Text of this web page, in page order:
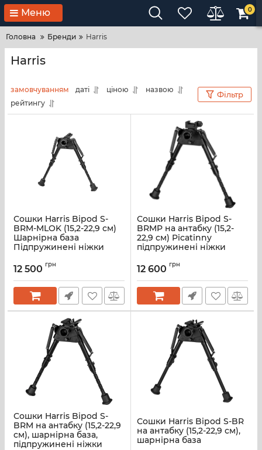
Меню 0
Головна Бренди Harris
Harris
замовчуванням даті ціною
назвою
рейтингу
Фільтр
Сошки Harris Bipod S-
BRM-MLOK (15,2-22,9 см)
Шарнірна база
Підпружинені ніжки
12 500 грн
Сошки Harris Bipod S-
BRMP на антабку (15,2-
22,9 см) Picatinny
підпружинені ніжки
12 600 грн
Сошки Harris Bipod S-
BRM на антабку (15,2-22,9
см), шарнірна база,
підпружинені ніжки
Сошки Harris Bipod S-BR
на антабку (15,2-22,9 см),
шарнірна база